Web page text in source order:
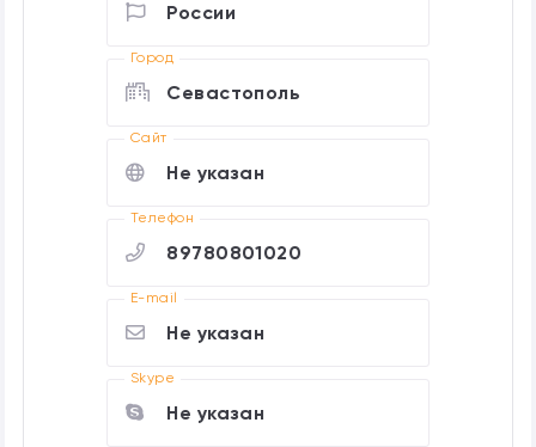
России
Город
Севастополь
Cайт
Не указан
Телефон
89780801020
E-mail
Не указан
Skype
Не указан